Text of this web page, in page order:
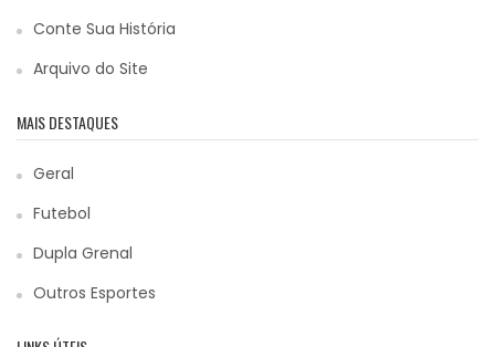
Conte Sua História
Arquivo do Site
MAIS DESTAQUES
Geral
Futebol
Dupla Grenal
Outros Esportes